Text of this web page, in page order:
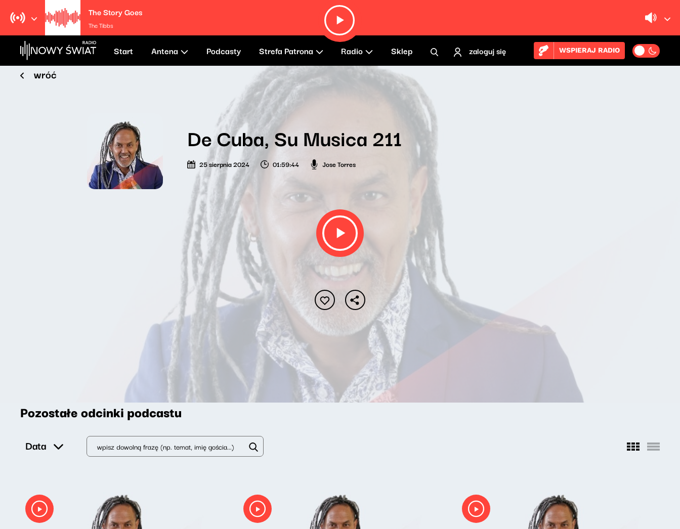
The Story Goes
The Tibbs
Start Antena Podcasty Strefa Patrona Radio Sklep zaloguj się WSPIERAJ RADIO
wróć
De Cuba, Su Musica 211
25 sierpnia 2024 01:59:44 Jose Torres
Pozostałe odcinki podcastu
Data